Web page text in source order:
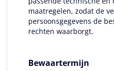
maatregelen, zodat de
persoonsgegevens de
rechten waarborgt.
Bewaartermijn